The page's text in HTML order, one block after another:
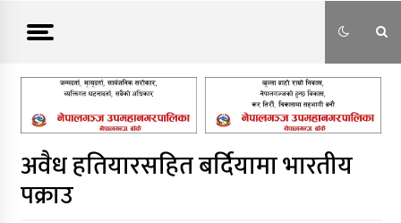
अवैध हतियारसहित बर्दियामा भारतीय
पक्राउ